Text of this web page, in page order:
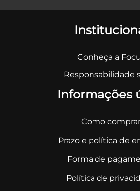
Conheça a
Responsabilidade
Informações
Como comprar
Prazo e política de
Forma de
Política de